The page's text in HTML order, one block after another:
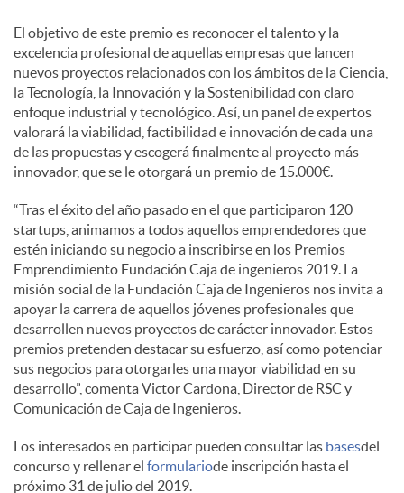
t
e
n
i
d
o
s
El objetivo de este premio es reconocer el talento y la
excelencia profesional de aquellas empresas que lancen
nuevos proyectos relacionados con los ámbitos de la Ciencia,
la Tecnología, la Innovación y la Sostenibilidad con claro
enfoque industrial y tecnológico. Así, un panel de expertos
valorará la viabilidad, factibilidad e innovación de cada una
de las propuestas y escogerá finalmente al proyecto más
innovador, que se le otorgará un premio de 15.000€.
“Tras el éxito del año pasado en el que participaron 120
startups, animamos a todos aquellos emprendedores que
estén iniciando su negocio a inscribirse en los Premios
Emprendimiento Fundación Caja de ingenieros 2019. La
misión social de la Fundación Caja de Ingenieros nos invita a
apoyar la carrera de aquellos jóvenes profesionales que
desarrollen nuevos proyectos de carácter innovador. Estos
premios pretenden destacar su esfuerzo, así como potenciar
sus negocios para otorgarles una mayor viabilidad en su
desarrollo”, comenta Victor Cardona, Director de RSC y
Comunicación de Caja de Ingenieros.
Los interesados en participar pueden consultar las basesdel
concurso y rellenar el formulariode inscripción hasta el
próximo 31 de julio del 2019.